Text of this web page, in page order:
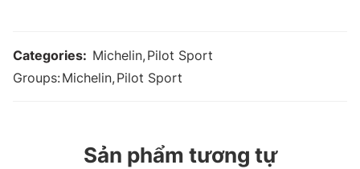
Categories: Michelin, Pilot Sport
Groups:Michelin, Pilot Sport
Sản phẩm tương tự